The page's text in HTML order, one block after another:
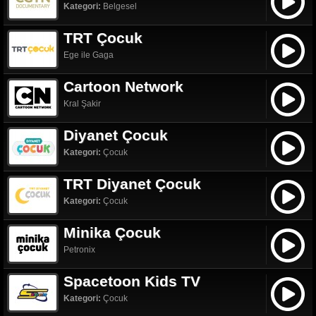
Kategori: Belgesel
TRT Çocuk
Ege ile Gaga
Cartoon Network
Kral Şakir
Diyanet Çocuk
Kategori: Çocuk
TRT Diyanet Çocuk
Kategori: Çocuk
Minika Çocuk
Petronix
Spacetoon Kids TV
Kategori: Çocuk